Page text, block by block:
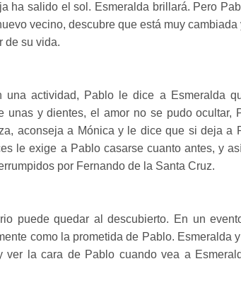
ha salido el sol. Esmeralda brillará. Pero
vecino, descubre que está muy
de su vida.
una actividad, Pablo le dice a Esmeralda
unas y dientes, el amor no se pudo
aconseja a Mónica y le dice que si deja a
le exige a Pablo casarse cuanto antes, y
por Fernando de la Santa Cruz.
puede quedar al descubierto. En un
como la prometida de Pablo. Esmeralda
ver la cara de Pablo cuando vea a